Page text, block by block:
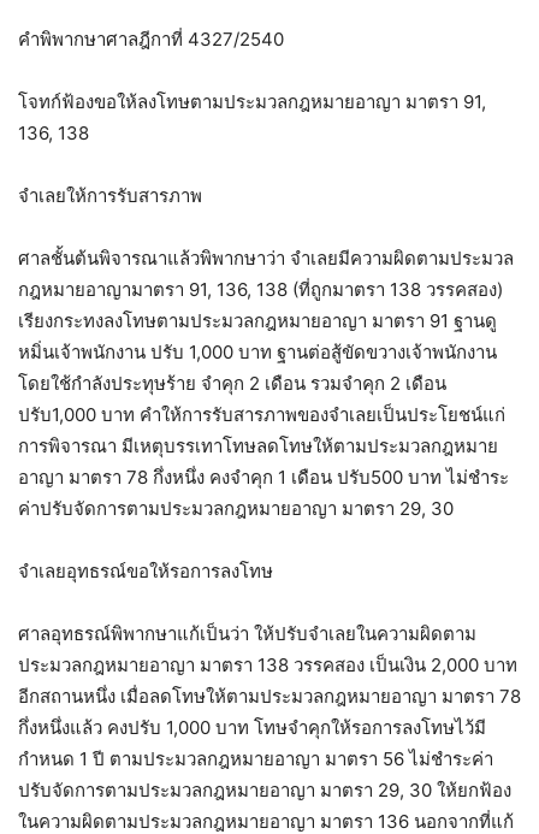
คำพิพากษาศาลฎีกาที่ 4327/2540
โจทก์ฟ้องขอให้ลงโทษตามประมวลกฎหมายอาญา มาตรา 91,
136, 138
จำเลยให้การรับสารภาพ
ศาลชั้นต้นพิจารณาแล้วพิพากษาว่า จำเลยมีความผิดตามประมวล
กฎหมายอาญามาตรา 91, 136, 138 (ที่ถูกมาตรา 138 วรรคสอง)
เรียงกระทงลงโทษตามประมวลกฎหมายอาญา มาตรา 91 ฐานดู
หมิ่นเจ้าพนักงาน ปรับ 1,000 บาท ฐานต่อสู้ขัดขวางเจ้าพนักงาน
โดยใช้กำลังประทุษร้าย จำคุก 2 เดือน รวมจำคุก 2 เดือน
ปรับ1,000 บาท คำให้การรับสารภาพของจำเลยเป็นประโยชน์แก่
การพิจารณา มีเหตุบรรเทาโทษลดโทษให้ตามประมวลกฎหมาย
อาญา มาตรา 78 กึ่งหนึ่ง คงจำคุก 1 เดือน ปรับ500 บาท ไม่ชำระ
ค่าปรับจัดการตามประมวลกฎหมายอาญา มาตรา 29, 30
จำเลยอุทธรณ์ขอให้รอการลงโทษ
ศาลอุทธรณ์พิพากษาแก้เป็นว่า ให้ปรับจำเลยในความผิดตาม
ประมวลกฎหมายอาญา มาตรา 138 วรรคสอง เป็นเงิน 2,000 บาท
อีกสถานหนึ่ง เมื่อลดโทษให้ตามประมวลกฎหมายอาญา มาตรา 78
กึ่งหนึ่งแล้ว คงปรับ 1,000 บาท โทษจำคุกให้รอการลงโทษไว้มี
กำหนด 1 ปี ตามประมวลกฎหมายอาญา มาตรา 56 ไม่ชำระค่า
ปรับจัดการตามประมวลกฎหมายอาญา มาตรา 29, 30 ให้ยกฟ้อง
ในความผิดตามประมวลกฎหมายอาญา มาตรา 136 นอกจากที่แก้